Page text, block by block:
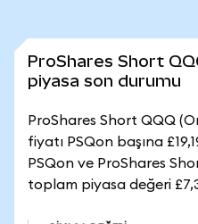
ProShares Short
piyasa son durumu
ProShares Short QQQ
fiyatı PSQon başına
PSQon ve ProShares
toplam piyasa değeri